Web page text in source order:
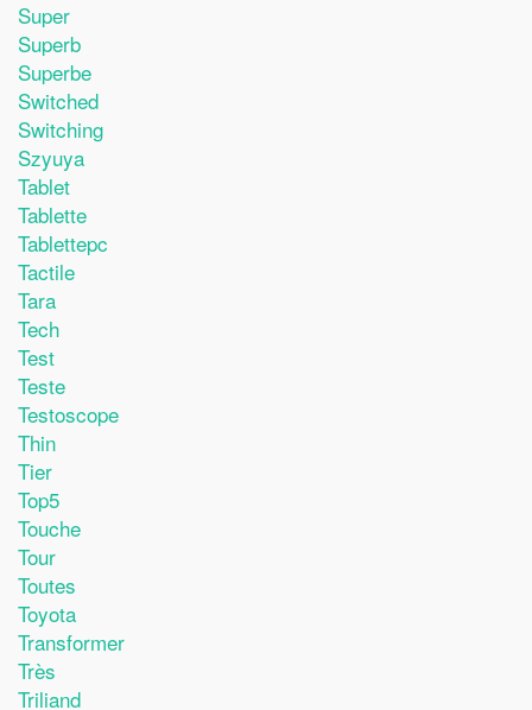
Super
Superb
Superbe
Switched
Switching
Szyuya
Tablet
Tablette
Tablettepc
Tactile
Tara
Tech
Test
Teste
Testoscope
Thin
Tier
Top5
Touche
Tour
Toutes
Toyota
Transformer
Très
Triliand